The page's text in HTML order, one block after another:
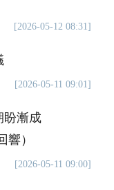
[2026-05-12 08:31]
[2026-05-11 09:01]
盼漸成
）
[2026-05-11 09:00]